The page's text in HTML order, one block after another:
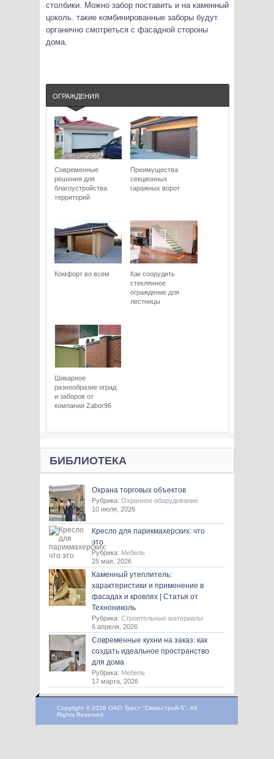
столбики. Можно забор поставить и на каменный
цоколь. такие комбинированные заборы будут
органично смотреться с фасадной стороны
дома.
ОГРАЖДЕНИЯ
Современные
решения для
благоустройства
территорий
Преимущества
секционных
гаражных ворот
Комфорт во всем
Как соорудить
стеклянное
ограждение для
лестницы
Шикарное
разнообразие оград
и заборов от
компании Zabor96
БИБЛИОТЕКА
Охрана торговых объектов
Рубрика: Охранное оборудование
10 июля, 2026
Кресло для парикмахерских: что
это
Рубрика: Мебель
25 мая, 2026
Каменный утеплитель:
характеристики и применение в
фасадах и кровлях | Статья от
Технониколь
Рубрика: Строительные материалы
6 апреля, 2026
Современные кухни на заказ: как
создать идеальное пространство
для дома
Рубрика: Мебель
17 марта, 2026
Copyright © 2026 ОАО Трест "Связьстрой-5", All
Rights Reserved.